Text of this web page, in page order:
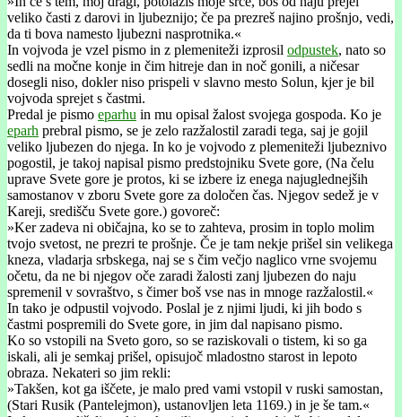
veliko časti z darovi in ljubeznijo; če pa prezreš najino prošnjo, vedi,
da ti bova namesto ljubezni nasprotnika.«
In vojvoda je vzel pismo in z plemeniteži izprosil odpustek, nato so
sedli na močne konje in čim hitreje dan in noč gonili, a ničesar
dosegli niso, dokler niso prispeli v slavno mesto Solun, kjer je bil
vojvoda sprejet s častmi.
Predal je pismo eparhu in mu opisal žalost svojega gospoda. Ko je
eparh prebral pismo, se je zelo razžalostil zaradi tega, saj je gojil
veliko ljubezen do njega. In ko je vojvodo z plemeniteži ljubeznivo
pogostil, je takoj napisal pismo predstojniku Svete gore, (Na čelu
uprave Svete gore je protos, ki se izbere iz enega najuglednejših
samostanov v zboru Svete gore za določen čas. Njegov sedež je v
Kareji, središču Svete gore.) govoreč:
»Ker zadeva ni običajna, ko se to zahteva, prosim in toplo molim
tvojo svetost, ne prezri te prošnje. Če je tam nekje prišel sin velikega
kneza, vladarja srbskega, naj se s čim večjo naglico vrne svojemu
očetu, da ne bi njegov oče zaradi žalosti zanj ljubezen do naju
spremenil v sovraštvo, s čimer boš vse nas in mnoge razžalostil.«
In tako je odpustil vojvodo. Poslal je z njimi ljudi, ki jih bodo s
častmi pospremili do Svete gore, in jim dal napisano pismo.
Ko so vstopili na Sveto goro, so se raziskovali o tistem, ki so ga
iskali, ali je semkaj prišel, opisujoč mladostno starost in lepoto
obraza. Nekateri so jim rekli:
»Takšen, kot ga iščete, je malo pred vami vstopil v ruski samostan,
(Stari Rusik (Pantelejmon), ustanovljen leta 1169.) in je še tam.«